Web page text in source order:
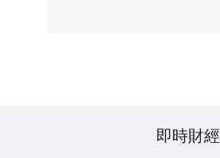
即時財經